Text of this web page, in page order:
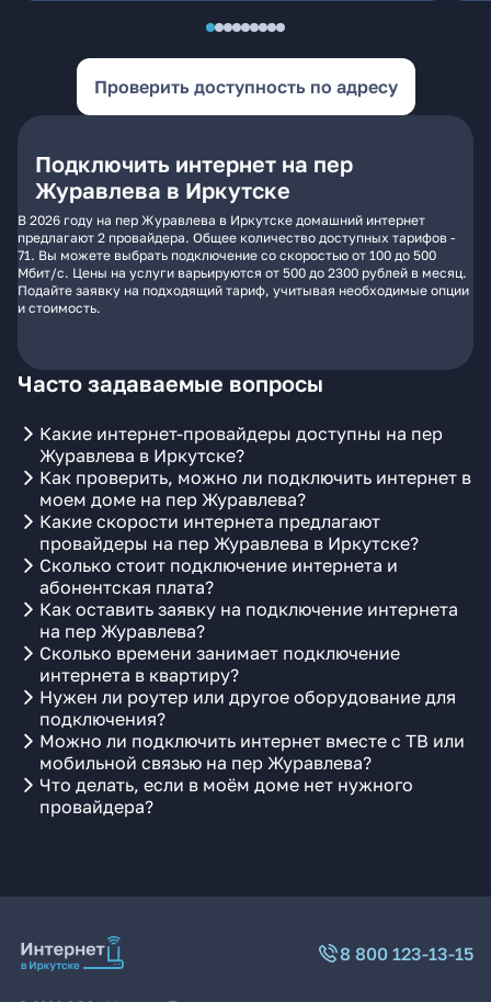
Проверить доступность по адресу
Подключить интернет на пер
Журавлева в Иркутске
В 2026 году на пер Журавлева в Иркутске домашний интернет
предлагают 2 провайдера. Общее количество доступных тарифов -
71. Вы можете выбрать подключение со скоростью от 100 до 500
Мбит/с. Цены на услуги варьируются от 500 до 2300 рублей в месяц.
Подайте заявку на подходящий тариф, учитывая необходимые опции
и стоимость.
Часто задаваемые вопросы
Какие интернет-провайдеры доступны на пер
Журавлева в Иркутске?
Как проверить, можно ли подключить интернет в
моем доме на пер Журавлева?
Какие скорости интернета предлагают
провайдеры на пер Журавлева в Иркутске?
Сколько стоит подключение интернета и
абонентская плата?
Как оставить заявку на подключение интернета
на пер Журавлева?
Сколько времени занимает подключение
интернета в квартиру?
Нужен ли роутер или другое оборудование для
подключения?
Можно ли подключить интернет вместе с ТВ или
мобильной связью на пер Журавлева?
Что делать, если в моём доме нет нужного
провайдера?
8 800 123-13-15